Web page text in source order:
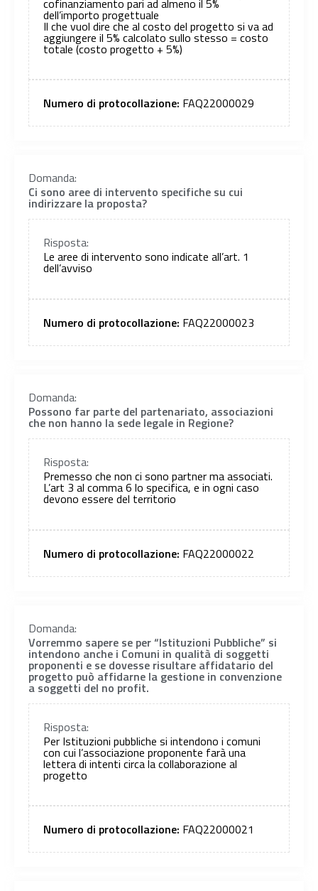
dell’importo progettuale
Il che vuol dire che al costo del progetto si va ad
aggiungere il 5% calcolato sullo stesso = costo
totale (costo progetto + 5%)
Numero di protocollazione: FAQ22000029
Domanda:
Ci sono aree di intervento specifiche su cui
indirizzare la proposta?
Risposta:
Le aree di intervento sono indicate all’art. 1
dell’avviso
Numero di protocollazione: FAQ22000023
Domanda:
Possono far parte del partenariato, associazioni
che non hanno la sede legale in Regione?
Risposta:
Premesso che non ci sono partner ma associati.
L’art 3 al comma 6 lo specifica, e in ogni caso
devono essere del territorio
Numero di protocollazione: FAQ22000022
Domanda:
Vorremmo sapere se per “Istituzioni Pubbliche” si
intendono anche i Comuni in qualità di soggetti
proponenti e se dovesse risultare affidatario del
progetto può affidarne la gestione in convenzione
a soggetti del no profit.
Risposta:
Per Istituzioni pubbliche si intendono i comuni
con cui l’associazione proponente farà una
lettera di intenti circa la collaborazione al
progetto
Numero di protocollazione: FAQ22000021